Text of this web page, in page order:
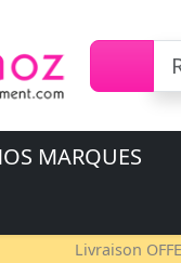
MARQUES
Livraison